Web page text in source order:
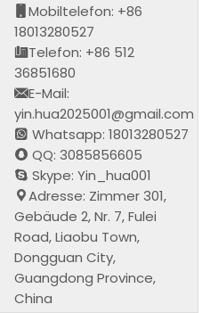
Mobiltelefon: +86
18013280527
Telefon: +86 512
36851680
E-Mail:
yin.hua2025001@gmail.com
Whatsapp: 18013280527
QQ: 3085856605
Skype: Yin_hua001
Adresse: Zimmer 301,
Gebäude 2, Nr. 7, Fulei
Road, Liaobu Town,
Dongguan City,
Guangdong Province,
China